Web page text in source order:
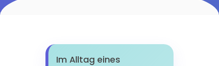
Im Alltag eines